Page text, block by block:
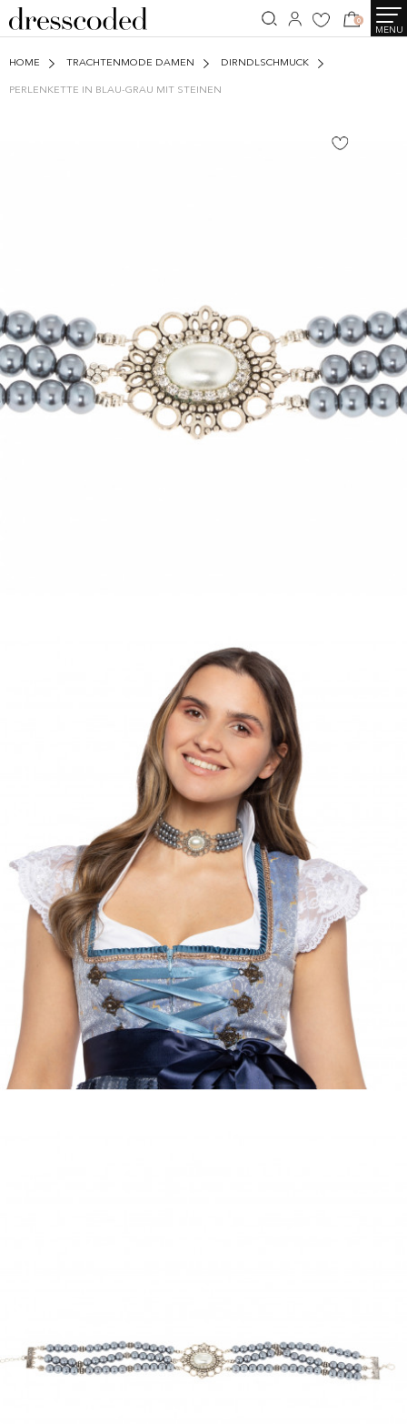
MENU
0
HOME TRACHTENMODE DAMEN DIRNDLSCHMUCK
PERLENKETTE IN BLAU-GRAU MIT STEINEN